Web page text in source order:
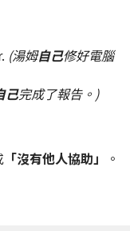
(湯姆自己修好電腦
己完成了報告。)
「沒有他人協助」
。